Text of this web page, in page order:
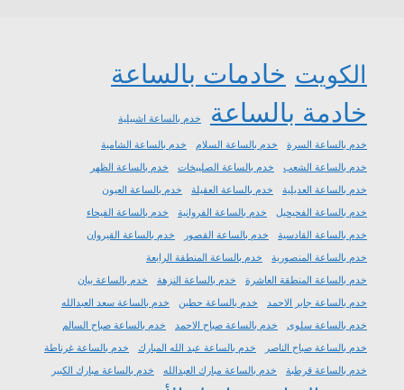
الكويت خادمات بالساعة
خادمة بالساعة
خدم بالساعة اشبيلية
خدم بالساعة السرة خدم بالساعة السلام
خدم بالساعة الشامية
خدم بالساعة الشعب
خدم بالساعة الصليبخات
خدم بالساعة الظهر
خدم بالساعة العديلية
خدم بالساعة العقيلة
خدم بالساعة العيون
خدم بالساعة الفحيحيل
خدم بالساعة الفروانية
خدم بالساعة الفيحاء
خدم بالساعة القادسية
خدم بالساعة القصور
خدم بالساعة القيروان
خدم بالساعة المنصورية
خدم بالساعة المنطقة الرابعة
خدم بالساعة المنطقة العاشرة
خدم بالساعة النزهة
خدم بالساعة بيان
خدم بالساعة جابر الاحمد
خدم بالساعة حطين
خدم بالساعة سعد العبدالله
خدم بالساعة سلوى
خدم بالساعة صباح الاحمد
خدم بالساعة صباح السالم
خدم بالساعة صباح الناصر
خدم بالساعة عبد الله المبارك
خدم بالساعة غرناطة
خدم بالساعة قرطبة
خدم بالساعة مبارك العبدالله خدم بالساعة مبارك الكبير